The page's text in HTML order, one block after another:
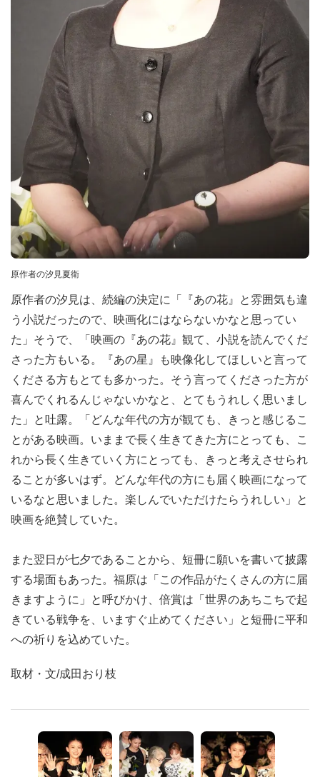
原作者の汐見夏衛
原作者の汐見は、続編の決定に「『あの花』と雰囲気も違
う小説だったので、映画化にはならないかなと思ってい
た」そうで、「映画の『あの花』観て、小説を読んでくだ
さった方もいる。『あの星』も映像化してほしいと言って
くださる方もとても多かった。そう言ってくださった方が
喜んでくれるんじゃないかなと、とてもうれしく思いまし
た」と吐露。「どんな年代の方が観ても、きっと感じるこ
とがある映画。いままで長く生きてきた方にとっても、こ
れから長く生きていく方にとっても、きっと考えさせられ
ることが多いはず。どんな年代の方にも届く映画になって
いるなと思いました。楽しんでいただけたらうれしい」と
映画を絶賛していた。
また翌日が七夕であることから、短冊に願いを書いて披露
する場面もあった。福原は「この作品がたくさんの方に届
きますように」と呼びかけ、倍賞は「世界のあちこちで起
きている戦争を、いますぐ止めてください」と短冊に平和
への祈りを込めていた。
取材・文/成田おり枝